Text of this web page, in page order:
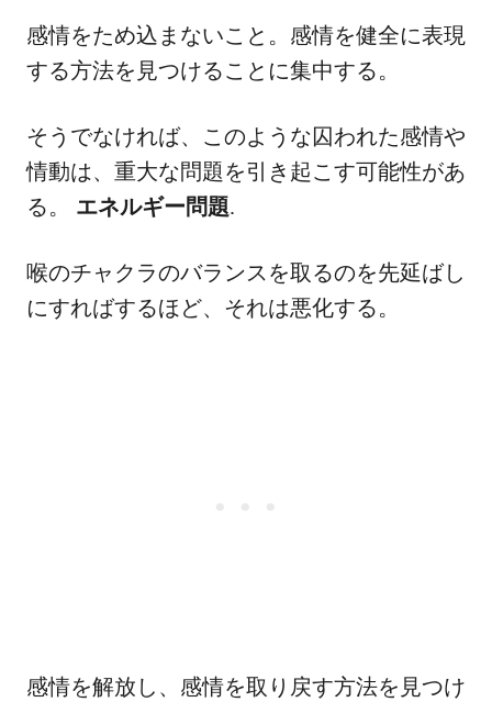
感情をため込まないこと。感情を健全に表現
する方法を見つけることに集中する。
そうでなければ、このような囚われた感情や
情動は、重大な問題を引き起こす可能性があ
る。 エネルギー問題.
喉のチャクラのバランスを取るのを先延ばし
にすればするほど、それは悪化する。
感情を解放し、感情を取り戻す方法を見つけ